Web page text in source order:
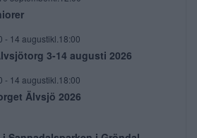
- 14 augustikl.18:00
3-14 augusti 2026
- 14 augustikl.18:00
Älvsjö 2026